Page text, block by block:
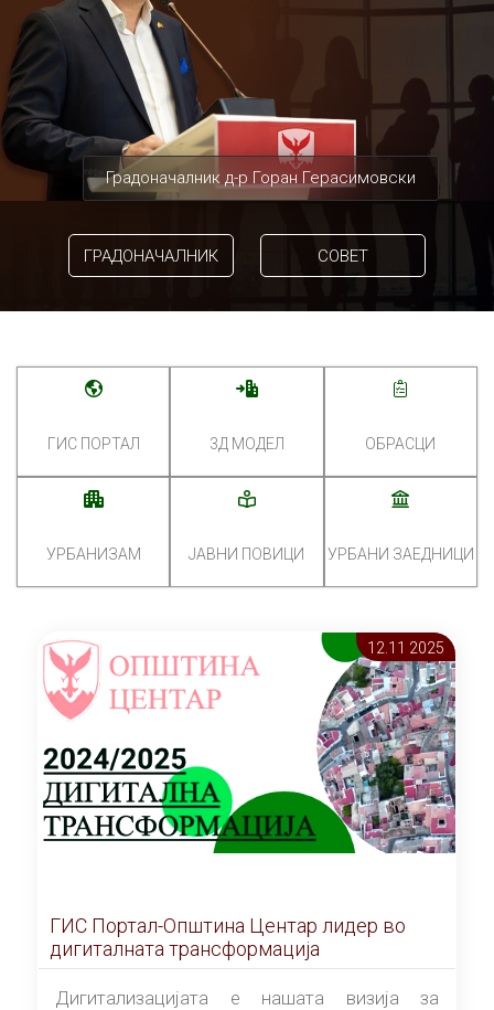
Градоначалник д-р Горан Герасимовски
ГРАДОНАЧАЛНИК СОВЕТ
ГИС ПОРТАЛ 3Д МОДЕЛ ОБРАСЦИ
УРБАНИЗАМ ЈАВНИ ПОВИЦИ УРБАНИ ЗАЕДНИЦИ
12.11 2025
ГИС Портал-Општина Центар лидер во
дигиталната трансформација
Дигитализацијата е нашата визија за